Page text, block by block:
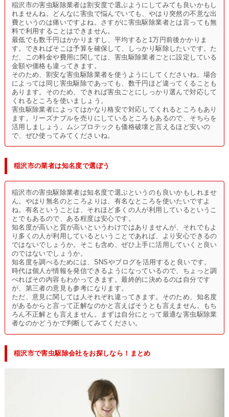
稲沢市の害虫駆除業者は割安度で選ぶようにしてみても良いかもし
れませんね。どんなに害虫で悩んでいても、やはり突然の不意な出
費というのは痛いですよね。さすがに害虫駆除業者とは言っても無
料で利用することはできません。
最低でも数千円はかかりますし、平均すると1万円前後かかりま
す。できればそこは予算を確保して、しっかり駆除したいです。た
だ、この料金や費用に関しては、害虫駆除業者ごとに設定している
金額や価格も違ってきます。
そのため、割安な害虫駆除業者を使うようにしてくださいね。場合
によっては同じ害虫駆除であっても、数千円ほど違ってくることも
あります。そのため、できれば害虫ごとにしっかり選んで対応して
くれるところを使いましょう。
害虫駆除業者によってはかなり格安で対応してくれるところもあり
ます。リーズナブルを売りにしているところもあるので、そちらを
活用しましょう。ムシプロテックも価格破壊と言えるほど安いの
で、ぜひ使ってみてくださいね。
稲沢市の業者は知名度で選ぼう
稲沢市の害虫駆除業者は知名度で選ぶというのも良いかもしれませ
ん。やはり無名のところよりは、有名なところを使いたいですよ
ね。有名ということは、それほど多くの人が利用しているというこ
とでもあるので、ある程度は安心です。
知名度が高いと質が高いというわけではありませんが、それでもよ
り多くの人が利用しているということであれば、より安心できるの
ではないでしょうか。そこも含め、ぜひ上手に活用していくと良い
のではないでしょうか。
知名度を調べるためには、SNSやブログを活用すると良いです。
時代は個人が情報を発信できるようになっているので、ちょっと調
べればその内容もわかってきます。最終的に決めるのは自分です
が、第三者の意見も参考になります。
ただ、意見に関しては人それぞれ違ってきます。そのため、知名度
があるからと言って正解なのかと言えばそうとも言えません。もち
ろん不正解とも言えません。まずは自分にとって最適な害虫駆除業
者なのかどうかで判断してみてください。
稲沢市で害虫駆除会社をお探しなら！まとめ